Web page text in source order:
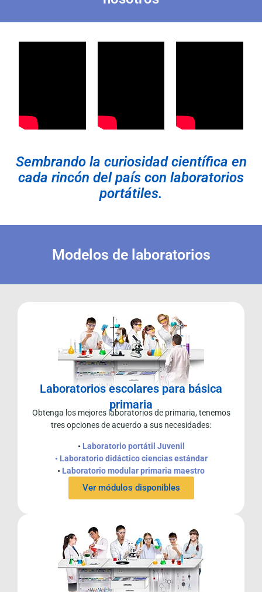
Sembrando la curiosidad científica en
cada rincón del país con laboratorios
portátiles.
Modelos de laboratorios
Laboratorios escolares para básica
primaria
Obtenga los mejores laboratorios de primaria, tenemos
tres opciones de acuerdo a sus necesidades:
•Laboratorio portátil Juvenil
• Laboratorio didáctico ciencias estándar
• Laboratorio modular primaria maestro
Ver módulos disponibles